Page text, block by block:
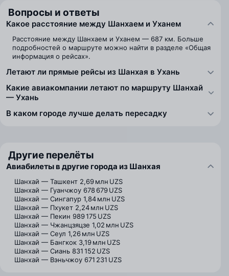
Вопросы и ответы
Какое расстояние между Шанхаем и Уханем
Расстояние между Шанхаем и Уханем — 687 км. Больше
подробностей о маршруте можно найти в разделе «Общая
информация о рейсах».
Летают ли прямые рейсы из Шанхая в Ухань
Какие авиакомпании летают по маршруту Шанхай
— Ухань
В каком городе лучше делать пересадку
Другие перелёты
Авиабилеты в другие города из Шанхая
Шанхай — Ташкент 2,69 млн UZS
Шанхай — Гуанчжоу 678 679 UZS
Шанхай — Сингапур 1,84 млн UZS
Шанхай — Пхукет 2,24 млн UZS
Шанхай — Пекин 989 175 UZS
Шанхай — Чжанцзяцзе 1,02 млн UZS
Шанхай — Сеул 1,26 млн UZS
Шанхай — Бангкок 3,19 млн UZS
Шанхай — Сиань 831 152 UZS
Шанхай — Вэньчжоу 671 231 UZS